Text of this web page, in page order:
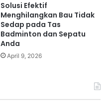
Solusi Efektif
Menghilangkan Bau Tidak
Sedap pada Tas
Badminton dan Sepatu
Anda
April 9, 2026